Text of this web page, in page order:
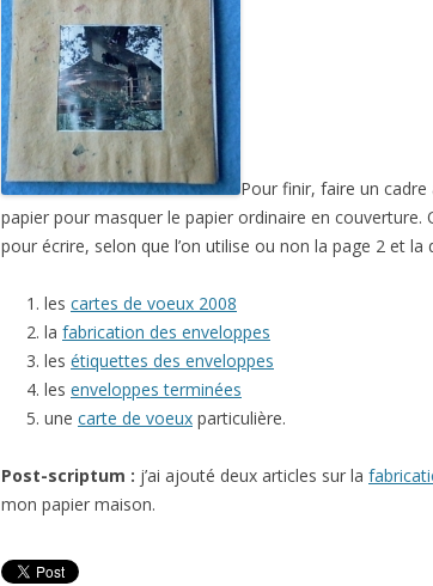
Pour finir, faire un
papier pour masquer le papier ordinaire en couverture.
pour écrire, selon que l’on utilise ou non la page 2 et la
les cartes de voeux 2008
la fabrication des enveloppes
les étiquettes des enveloppes
les enveloppes terminées
une carte de voeux particulière.
Post-scriptum : j’ai ajouté deux articles sur la
mon papier maison.